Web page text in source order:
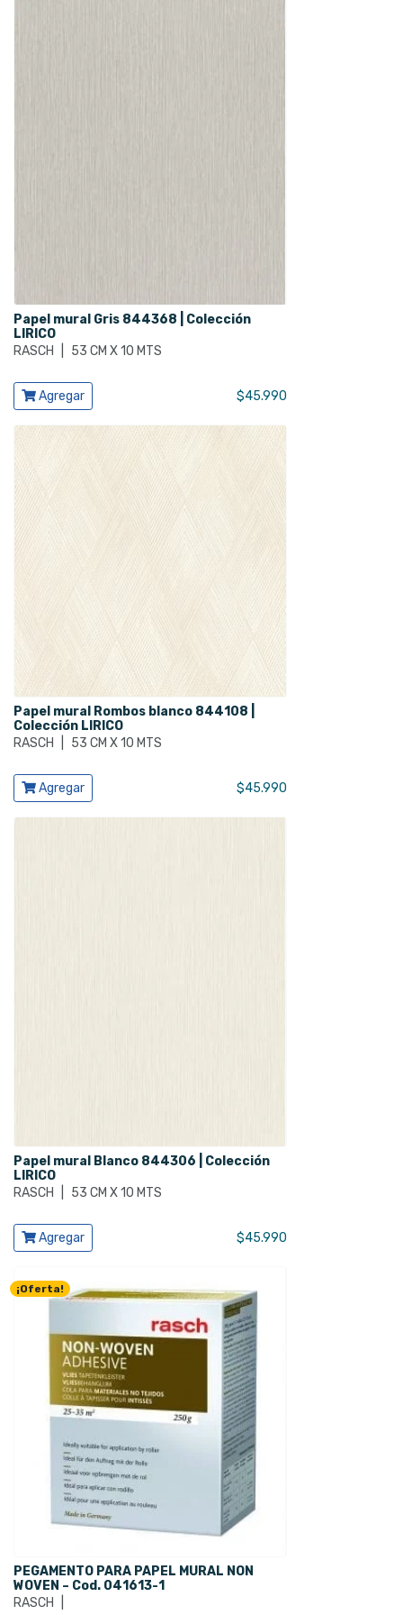
Papel mural Gris 844368 | Colección
LIRICO
RASCH
53 CM X 10 MTS
Ver producto
Agregar $45.990
Papel mural Rombos blanco 844108 |
Colección LIRICO
RASCH
53 CM X 10 MTS
Ver producto
Agregar $45.990
Papel mural Blanco 844306 | Colección
LIRICO
RASCH
53 CM X 10 MTS
Ver producto
Agregar $45.990
¡Oferta!
PEGAMENTO PARA PAPEL MURAL NON
WOVEN – Cod. 041613-1
RASCH